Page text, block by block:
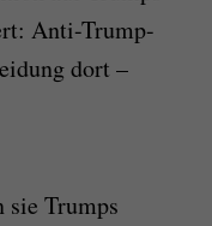
Anti-Trump-
dort –
sie Trumps